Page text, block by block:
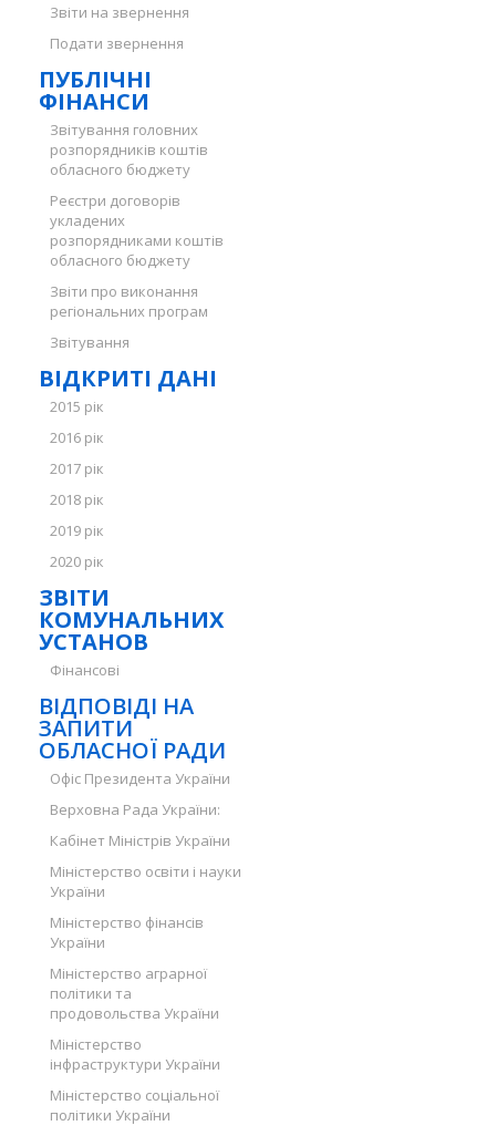
Звіти на звернення
Подати звернення
ПУБЛІЧНІ
ФІНАНСИ
Звітування головних
розпорядників коштів
обласного бюджету
Реєстри договорів
укладених
розпорядниками коштів
обласного бюджету
Звіти про виконання
регіональних програм
Звітування
ВІДКРИТІ ДАНІ
2015 рік
2016 рік
2017 рік
2018 рік
2019 рік
2020 рік
ЗВІТИ
КОМУНАЛЬНИХ
УСТАНОВ
Фінансові
ВІДПОВІДІ НА
ЗАПИТИ
ОБЛАСНОЇ РАДИ
Офіс Президента України
Верховна Рада України:
Кабінет Міністрів України
Міністерство освіти і науки
України
Міністерство фінансів
України
Міністерство аграрної
політики та
продовольства України
Міністерство
інфраструктури України
Міністерство соціальної
політики України